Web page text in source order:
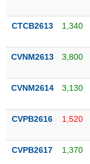
CTCB2613 1,340
CVNM2613 3,800
CVNM2614 3,130
CVPB2616 1,520
CVPB2617 1,370
VỤ
THÔNG
TIỆN
ÍCH